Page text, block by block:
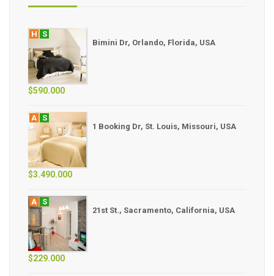
H
S
Bimini Dr, Orlando, Florida, USA
$590.000
A
S
1 Booking Dr, St. Louis, Missouri, USA
$3.490.000
A
S
21st St., Sacramento, California, USA
$229.000